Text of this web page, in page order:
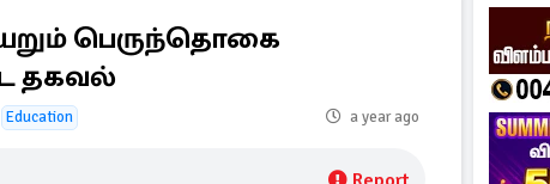
பெருந்தொகை
தகவல்
Education a year ago